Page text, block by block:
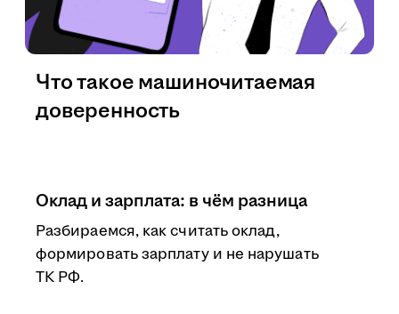
Оклад и зарплата: в чём разница
Разбираемся, как считать оклад,
формировать зарплату и не нарушать
ТК РФ.
Что такое машиночитаемая
доверенность